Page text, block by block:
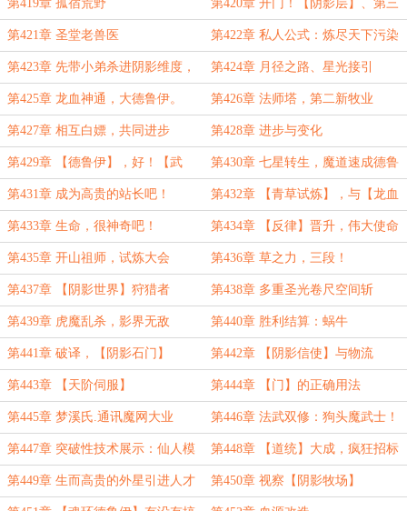
第419章 孤宿荒野 第420章 开门！【阴影层】、第三
新法域
第421章 圣堂老兽医 第422章 私人公式：炼尽天下污染
源！
第423章 先带小弟杀进阴影维度，
再打上月球！
第424章 月径之路、星光接引
第425章 龙血神通，大德鲁伊。 第426章 法师塔，第二新牧业
第427章 相互白嫖，共同进步 第428章 进步与变化
第429章 【德鲁伊】，好！【武
僧】不行！
第430章 七星转生，魔道速成德鲁
伊
第431章 成为高贵的站长吧！ 第432章 【青草试炼】，与【龙血
德鲁伊】的诞生
第433章 生命，很神奇吧！ 第434章 【反律】晋升，伟大使命
【草狗祖师】
第435章 开山祖师，试炼大会 第436章 草之力，三段！
第437章 【阴影世界】狩猎者 第438章 多重圣光卷尺空间斩
第439章 虎魔乱杀，影界无敌 第440章 胜利结算：蜗牛
第441章 破译，【阴影石门】 第442章 【阴影信使】与物流
第443章 【天阶伺服】 第444章 【门】的正确用法
第445章 梦溪氏.通讯魔网大业 第446章 法武双修：狗头魔武士！
第447章 突破性技术展示：仙人模
式！
第448章 【道统】大成，疯狂招标
现场
第449章 生而高贵的外星引进人才 第450章 视察【阴影牧场】